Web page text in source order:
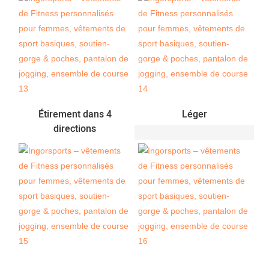
Étirement dans 4
directions
Léger